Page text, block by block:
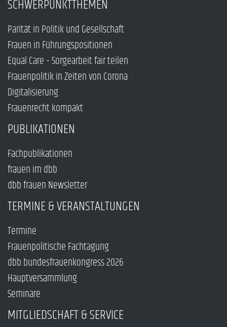
SCHWERPUNKTTHEMEN
Parität in Politik und Gesellschaft
Frauen in Führungspositionen
Equal Care – Sorgearbeit fair teilen
Frauenpolitik in Zeiten von Corona
Digitalisierung
Frauenrecht kompakt
PUBLIKATIONEN
Fachpublikationen
frauen im dbb
dbb frauen Newsletter
TERMINE & VERANSTALTUNGEN
Termine
Frauenpolitische Fachtagung
dbb bundesfrauenkongress 2026
Hauptversammlung
Seminare
MITGLIEDSCHAFT & SERVICE